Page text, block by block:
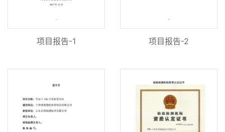
项目报告-1 项目报告-2